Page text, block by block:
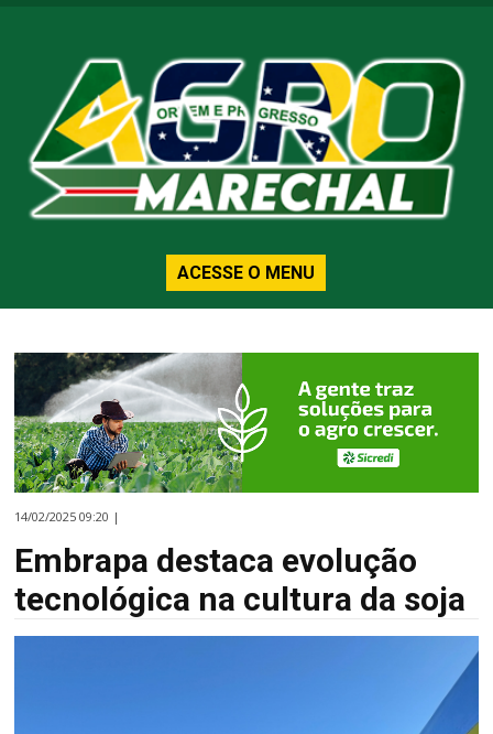
ACESSE O MENU
14/02/2025 09:20 |
Embrapa destaca evolução
tecnológica na cultura da soja